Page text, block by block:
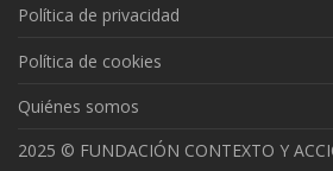
Política de privacidad
Política de cookies
Quiénes somos
2025 © FUNDACIÓN CONTEXTO Y